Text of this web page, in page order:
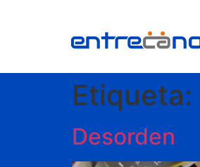
Etiqueta:
Desorden